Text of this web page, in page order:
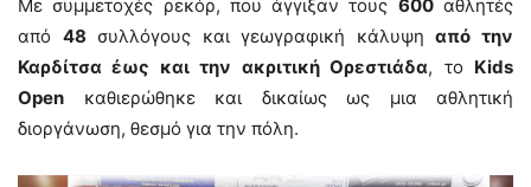
Με συμμετοχές ρεκόρ, που άγγιξαν τους 600αθλητές
από 48 συλλόγους και γεωγραφική κάλυψηαπό την
Καρδίτσα έως και την ακριτική Ορεστιάδα, το Kids
Open καθιερώθηκε και δικαίως ως μια αθλητική
διοργάνωση, θεσμό για την πόλη.